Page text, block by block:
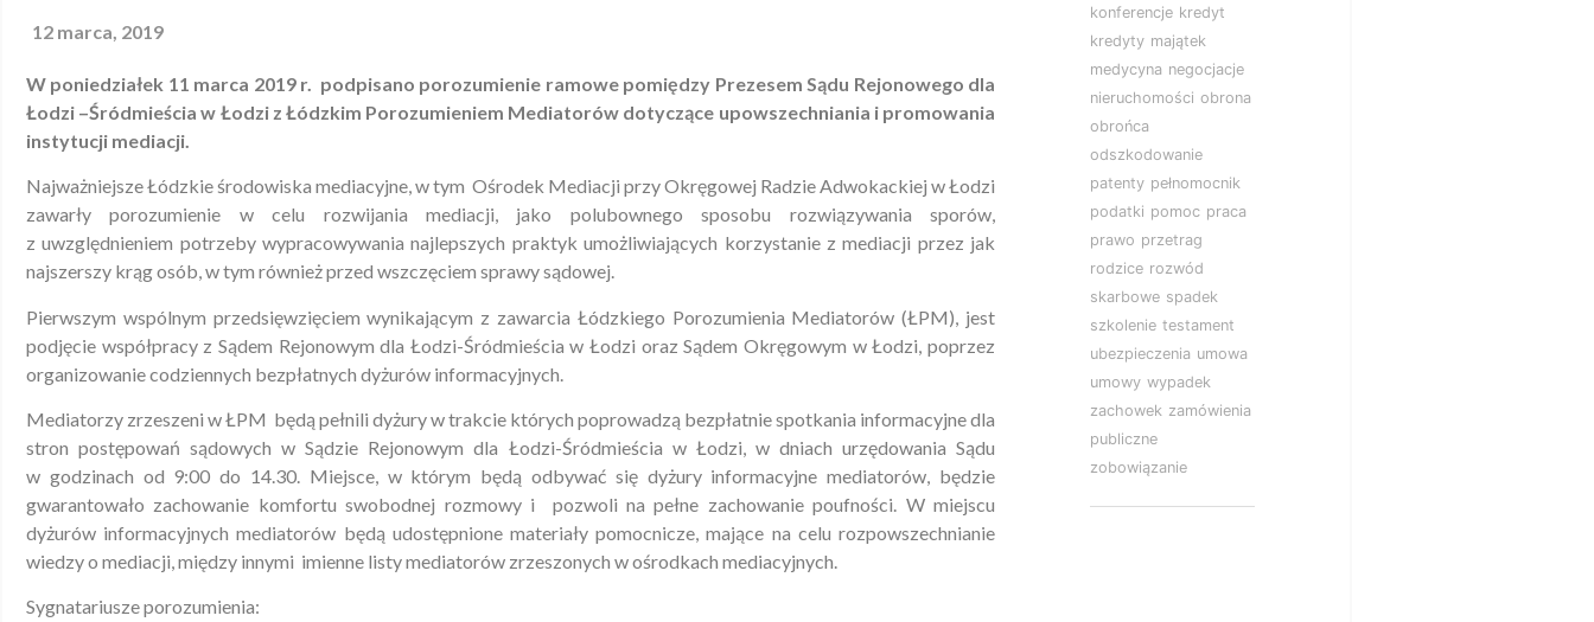
12 marca, 2019
W poniedziałek 11 marca 2019 r. podpisano porozumienie ramowe pomiędzy Prezesem Sądu Rejonowego dla
Łodzi –Śródmieścia w Łodzi z Łódzkim Porozumieniem Mediatorów dotyczące upowszechniania i promowania
instytucji mediacji.
Najważniejsze Łódzkie środowiska mediacyjne, w tym Ośrodek Mediacji przy Okręgowej Radzie Adwokackiej w Łodzi
zawarły porozumienie w celu rozwijania mediacji, jako polubownego sposobu rozwiązywania sporów,
z uwzględnieniem potrzeby wypracowywania najlepszych praktyk umożliwiających korzystanie z mediacji przez jak
najszerszy krąg osób, w tym również przed wszczęciem sprawy sądowej.
Pierwszym wspólnym przedsięwzięciem wynikającym z zawarcia Łódzkiego Porozumienia Mediatorów (ŁPM), jest
podjęcie współpracy z Sądem Rejonowym dla Łodzi-Śródmieścia w Łodzi oraz Sądem Okręgowym w Łodzi, poprzez
organizowanie codziennych bezpłatnych dyżurów informacyjnych.
Mediatorzy zrzeszeni w ŁPM będą pełnili dyżury w trakcie których poprowadzą bezpłatnie spotkania informacyjne dla
stron postępowań sądowych w Sądzie Rejonowym dla Łodzi-Śródmieścia w Łodzi, w dniach urzędowania Sądu
w godzinach od 9:00 do 14.30. Miejsce, w którym będą odbywać się dyżury informacyjne mediatorów, będzie
gwarantowało zachowanie komfortu swobodnej rozmowy i pozwoli na pełne zachowanie poufności. W miejscu
dyżurów informacyjnych mediatorów będą udostępnione materiały pomocnicze, mające na celu rozpowszechnianie
wiedzy o mediacji, między innymi imienne listy mediatorów zrzeszonych w ośrodkach mediacyjnych.
Sygnatariusze porozumienia:
konferencje kredyt
kredyty majątek
medycyna negocjacje
nieruchomości obrona
obrońca
odszkodowanie
patenty pełnomocnik
podatki pomoc praca
prawo przetrag
rodzice rozwód
skarbowe spadek
szkolenie testament
ubezpieczenia umowa
umowy wypadek
zachowek zamówienia
publiczne
zobowiązanie